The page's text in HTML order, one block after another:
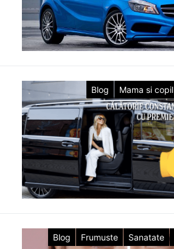
Blog Mama si copil
Blog Frumuste Sanatate